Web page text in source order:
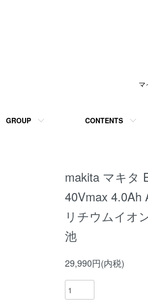
GROUP CONTENTS
マ
makita マキタ
40Vmax 4.0Ah
リチウムイオ
池
29,990円(内税)